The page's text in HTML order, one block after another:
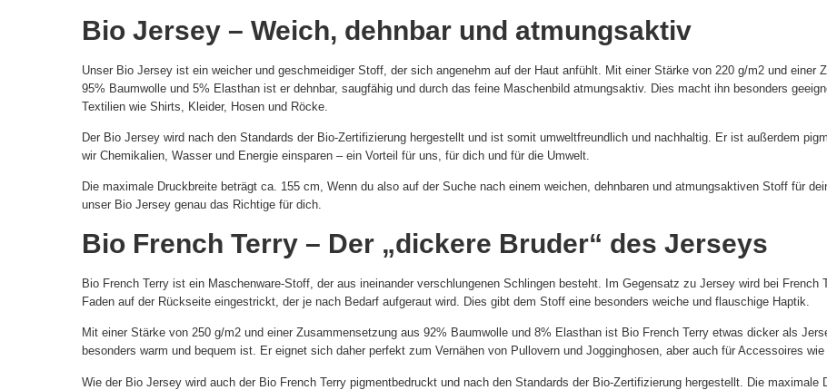
Bio Jersey – Weich, dehnbar und atmungsaktiv
Unser Bio Jersey ist ein weicher und geschmeidiger Stoff, der sich angenehm auf der Haut anfühlt. Mit einer Stärke von 220 g/m2 und einer
95% Baumwolle und 5% Elasthan ist er dehnbar, saugfähig und durch das feine Maschenbild atmungsaktiv. Dies macht ihn besonders
Textilien wie Shirts, Kleider, Hosen und Röcke.
Der Bio Jersey wird nach den Standards der Bio-Zertifizierung hergestellt und ist somit umweltfreundlich und nachhaltig. Er ist außerdem
wir Chemikalien, Wasser und Energie einsparen – ein Vorteil für uns, für dich und für die Umwelt.
Die maximale Druckbreite beträgt ca. 155 cm, Wenn du also auf der Suche nach einem weichen, dehnbaren und atmungsaktiven Stoff für
unser Bio Jersey genau das Richtige für dich.
Bio French Terry – Der „dickere Bruder“ des Jerseys
Bio French Terry ist ein Maschenware-Stoff, der aus ineinander verschlungenen Schlingen besteht. Im Gegensatz zu Jersey wird bei French
Faden auf der Rückseite eingestrickt, der je nach Bedarf aufgeraut wird. Dies gibt dem Stoff eine besonders weiche und flauschige Haptik.
Mit einer Stärke von 250 g/m2 und einer Zusammensetzung aus 92% Baumwolle und 8% Elasthan ist Bio French Terry etwas dicker als
besonders warm und bequem ist. Er eignet sich daher perfekt zum Vernähen von Pullovern und Jogginghosen, aber auch für Accessoires
Wie der Bio Jersey wird auch der Bio French Terry pigmentbedruckt und nach den Standards der Bio-Zertifizierung hergestellt. Die maximale